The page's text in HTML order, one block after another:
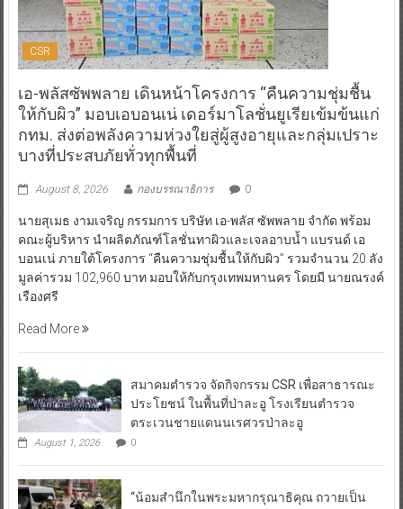
CSR
เอ-พลัสซัพพลาย เดินหน้าโครงการ “คืนความชุ่มชื้น
ให้กับผิว” มอบเอบอนเน่ เดอร์มาโลชั่นยูเรียเข้มข้นแก่
กทม. ส่งต่อพลังความห่วงใยสู่ผู้สูงอายุและกลุ่มเปราะ
บางที่ประสบภัยทั่วทุกพื้นที่
August 8, 2026 กองบรรณาธิการ 0
นายสุเมธ งามเจริญ กรรมการ บริษัท เอ-พลัส ซัพพลาย จำกัด พร้อม
คณะผู้บริหาร นำผลิตภัณฑ์โลชั่นทาผิวและเจลอาบน้ำ แบรนด์ เอ
บอนเน่ ภายใต้โครงการ “คืนความชุ่มชื้นให้กับผิว” รวมจำนวน 20 ลัง
มูลค่ารวม 102,960 บาท มอบให้กับกรุงเทพมหานคร โดยมี นายณรงค์
เรืองศรี
Read More
สมาคมตำรวจ จัดกิจกรรม CSR เพื่อสาธารณะ
ประโยชน์ ในพื้นที่ป่าละอู โรงเรียนตำรวจ
ตระเวนชายแดนนเรศวรป่าละอู
August 1, 2026 0
“น้อมสำนึกในพระมหากรุณาธิคุณ ถวายเป็น